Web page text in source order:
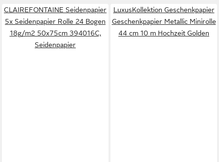
CLAIREFONTAINE Seidenpapier
5x Seidenpapier Rolle 24 Bogen
18g/m2 50x75cm 394016C,
Seidenpapier
LuxusKollektion Geschenkpapier
Geschenkpapier Metallic Minirolle
44 cm 10 m Hochzeit Golden